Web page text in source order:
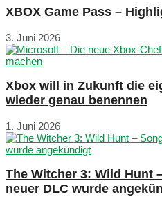
XBOX Game Pass –
3. Juni 2026
Xbox will in Zukunft die
wieder genau benennen
1. Juni 2026
The Witcher 3: Wild Hunt
neuer DLC wurde